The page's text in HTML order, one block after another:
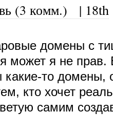
(3 комм.) | 18th
домены с
может я не
то домены,
кто хочет
самим